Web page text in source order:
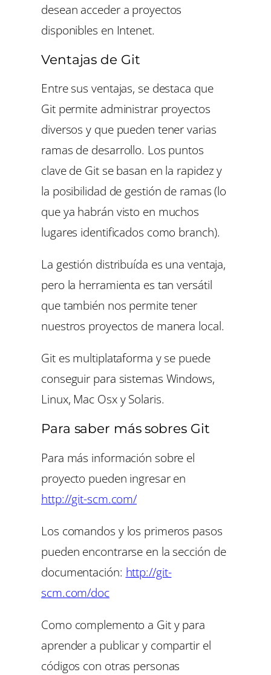
desean acceder a proyectos
disponibles en Intenet.
Ventajas de Git
Entre sus ventajas, se destaca que
Git permite administrar proyectos
diversos y que pueden tener varias
ramas de desarrollo. Los puntos
clave de Git se basan en la rapidez y
la posibilidad de gestión de ramas (lo
que ya habrán visto en muchos
lugares identificados como branch).
La gestión distribuída es una ventaja,
pero la herramienta es tan versátil
que también nos permite tener
nuestros proyectos de manera local.
Git es multiplataforma y se puede
conseguir para sistemas Windows,
Linux, Mac Osx y Solaris.
Para saber más sobres Git
Para más información sobre el
proyecto pueden ingresar en
http://git-scm.com/
Los comandos y los primeros pasos
pueden encontrarse en la sección de
documentación: http://git-
scm.com/doc
Como complemento a Git y para
aprender a publicar y compartir el
códigos con otras personas